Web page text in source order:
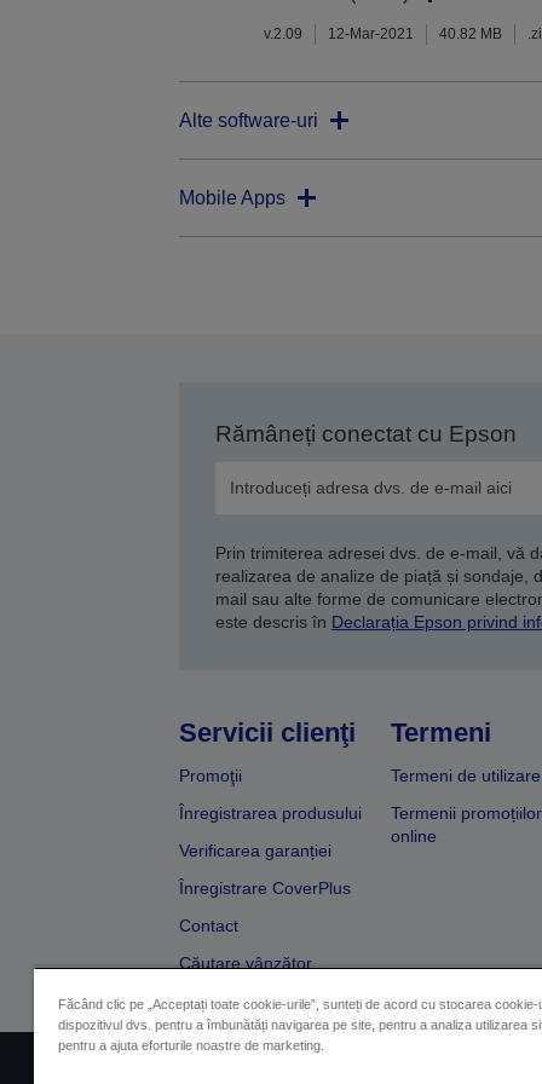
v.2.09 12-Mar-2021 40.82 MB
Alte software-uri
Mobile Apps
Rămâneți conectat cu Epson
Prin trimiterea adresei dvs. de e-mail, vă
realizarea de analize de piață și sondaje,
mail sau alte forme de comunicare
este descris în Declarația Epson privind
Servicii clienţi
Promoţii
Înregistrarea produsului
Verificarea garanției
Înregistrare CoverPlus
Contact
Căutare vânzător
Termeni
Termeni de utilizare
Termenii promoțiilor
online
Făcând clic pe „Acceptați toate cookie-urile”, sunteți de acord cu stocarea cookie-
dispozitivul dvs. pentru a îmbunătăți navigarea pe site, pentru a analiza utilizarea
pentru a ajuta eforturile noastre de marketing.